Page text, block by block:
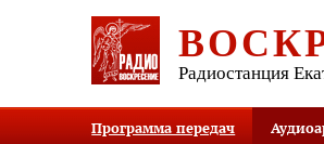
Радиостанция
Программа передач